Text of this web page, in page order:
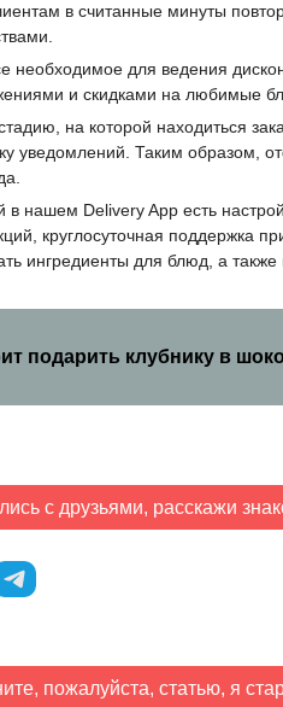
в считанные минуты
необходимое для ведения
и скидками на любимые
на которой находиться
уведомлений. Таким образом,
нашем Delivery App есть
круглосуточная поддержка
ингредиенты для блюд, а
подарить клубнику в
с друзьями, расскажи
пожалуйста, статью, я